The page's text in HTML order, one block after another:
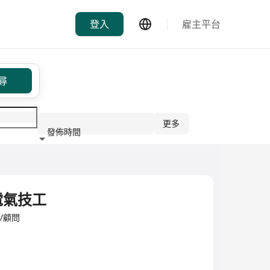
登入 雇主平台
發佈時間
更多
技工
問